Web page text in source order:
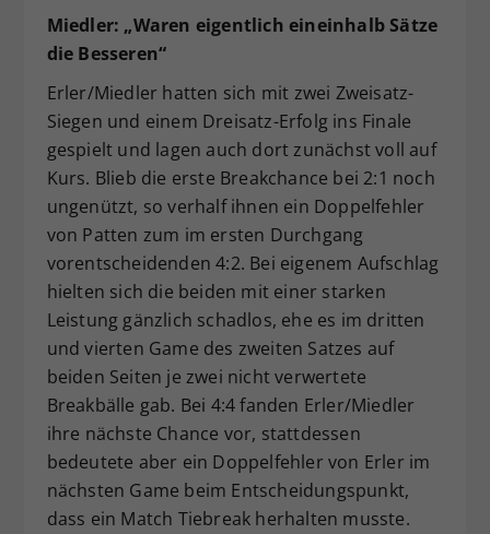
Miedler: „Waren eigentlich eineinhalb Sätze
die Besseren“
Erler/Miedler hatten sich mit zwei Zweisatz-
Siegen und einem Dreisatz-Erfolg ins Finale
gespielt und lagen auch dort zunächst voll auf
Kurs. Blieb die erste Breakchance bei 2:1 noch
ungenützt, so verhalf ihnen ein Doppelfehler
von Patten zum im ersten Durchgang
vorentscheidenden 4:2. Bei eigenem Aufschlag
hielten sich die beiden mit einer starken
Leistung gänzlich schadlos, ehe es im dritten
und vierten Game des zweiten Satzes auf
beiden Seiten je zwei nicht verwertete
Breakbälle gab. Bei 4:4 fanden Erler/Miedler
ihre nächste Chance vor, stattdessen
bedeutete aber ein Doppelfehler von Erler im
nächsten Game beim Entscheidungspunkt,
dass ein Match Tiebreak herhalten musste.